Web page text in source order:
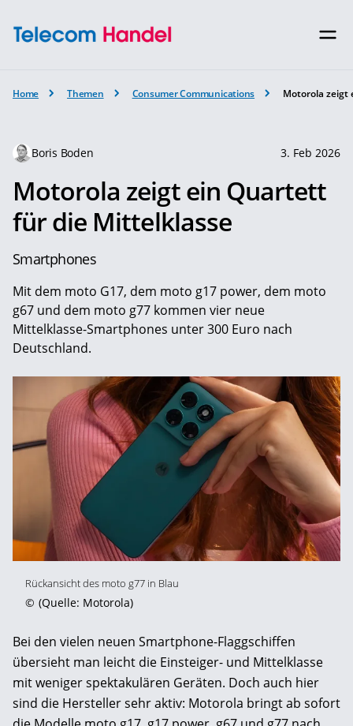
Home Themen Consumer Communications Motorola zeigt
Boris Boden 3. Feb 2026
Motorola zeigt ein Quartett
für die Mittelklasse
Smartphones
Mit dem moto G17, dem moto g17 power, dem moto
g67 und dem moto g77 kommen vier neue
Mittelklasse-Smartphones unter 300 Euro nach
Deutschland.
Rückansicht des moto g77 in Blau
© (Quelle: Motorola)
Bei den vielen neuen Smartphone-Flaggschiffen
übersieht man leicht die Einsteiger- und Mittelklasse
mit weniger spektakulären Geräten. Doch auch hier
sind die Hersteller sehr aktiv: Motorola bringt ab sofort